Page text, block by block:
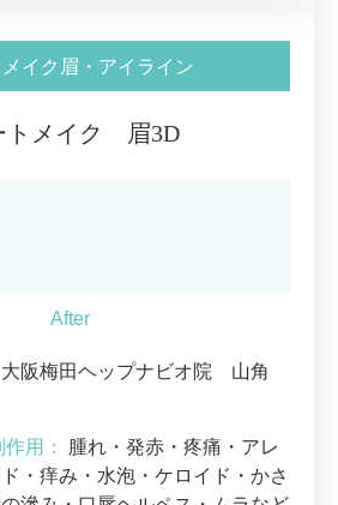
イク眉・アイライン
トメイク 眉3D
大阪梅田ヘップナビオ院 山角
用：
腫れ・発赤・疼痛・アレ
・痒み・水泡・ケロイド・かさ